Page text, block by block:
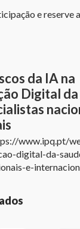
e reserve
da IA na
Digital da
www.ipq.pt/
digital-da-
e-